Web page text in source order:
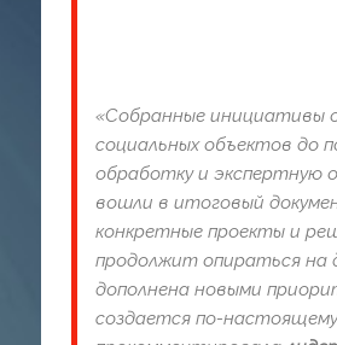
«Собранные инициативы
социальных объектов до
обработку и экспертную
вошли в итоговый
конкретные проекты и
продолжит опираться на
дополнена новыми
создается по-